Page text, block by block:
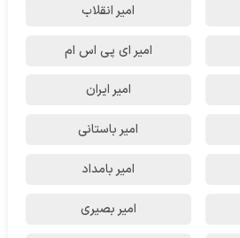
امیر انقلاب
امیر ای پی اس ام
امیر ایران
امیر باستانی
امیر بامداد
امیر بصیری